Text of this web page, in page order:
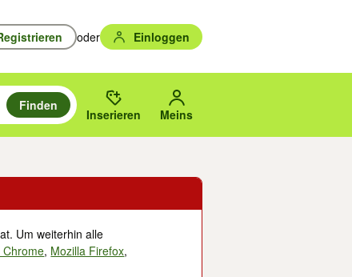
oder Einloggen
und mit Eingabetaste auswählen.
zu suchen, oder Vorschläge mit den Pfeiltasten nach oben/
gewählten Orts oder PLZ.
Finden
Inserieren Meins
Um weiterhin alle
Chrome, Mozilla Firefox,